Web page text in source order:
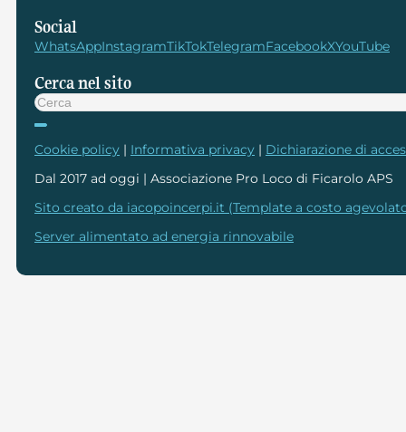
Social
WhatsAppInstagramTikTokTelegramFacebookXYouTube
Cerca nel sito
Cerca
Cookie policy | Informativa privacy | Dichiarazione di
Dal 2017 ad oggi | Associazione Pro Loco di Ficarolo APS
Sito creato da iacopoincerpi.it (Template a costo
Server alimentato ad energia rinnovabile